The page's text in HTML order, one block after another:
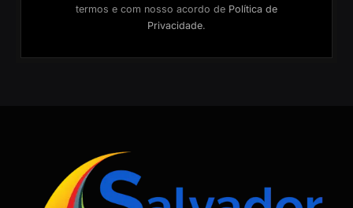
termos e com nosso acordo de Política de
Privacidade.